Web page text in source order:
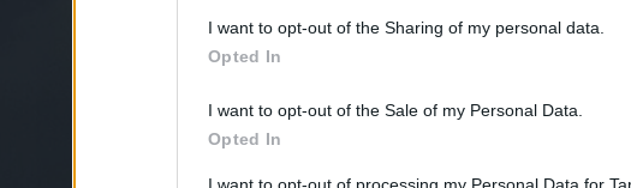
I want to opt-out of the Sharing of my personal data.
Opted In
I want to opt-out of the Sale of my Personal Data.
Opted In
I want to opt-out of processing my Personal Data for